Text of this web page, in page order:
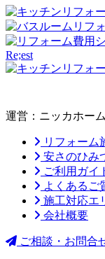
運営：ニッカホー
リフォーム
安さのひみ
ご利用ガイ
よくあるご
施工対応エ
会社概要
ご相談・お問合